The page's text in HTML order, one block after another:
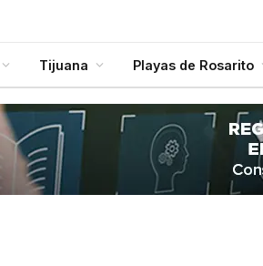
Tijuana Playas de Rosarito